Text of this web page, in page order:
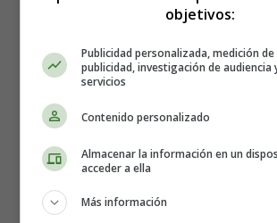
pueden «perjudicar» una intervención
brazos como aspas de molino, balanceo,
actitud pasiva, manos escondidas bajo la
ello es necesario en ocasiones dominar
espontaneidad.
Detengámonos en el uso de las manos.
usadas para apoyar nuestra comunicación,
objetivos:
Publicidad personalizada, medición
publicidad, investigación de audiencia
servicios
Contenido personalizado
Almacenar la información en un
acceder a ella
Más información